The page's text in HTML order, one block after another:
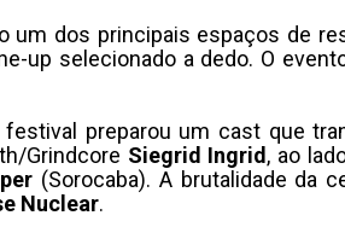
um dos principais espaços de
up selecionado a dedo. O
preparou um cast que
Grindcore Siegrid Ingrid , ao
(Sorocaba). A brutalidade da
Nuclear.